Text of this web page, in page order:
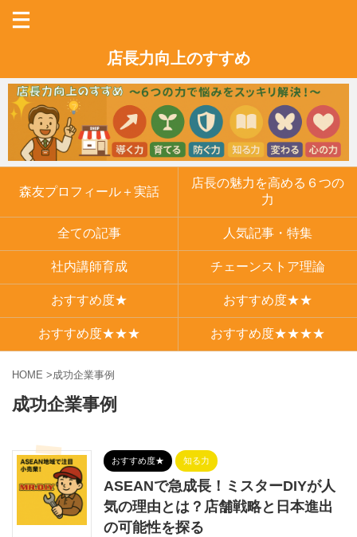
店長力向上のすすめ
森友プロフィール＋実話
店長の魅力を高める６つの
力
全ての記事 人気記事・特集
社内講師育成 チェーンストア理論
おすすめ度★ おすすめ度★★
おすすめ度★★★ おすすめ度★★★★
HOME >成功企業事例
成功企業事例
おすすめ度★ 知る力
ASEANで急成長！ミスターDIYが人
気の理由とは？店舗戦略と日本進出
の可能性を探る